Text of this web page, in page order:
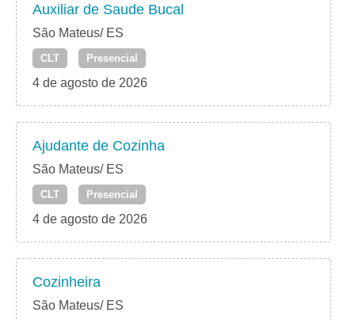
Auxiliar de Saude Bucal
São Mateus/ ES
CLT Presencial
4 de agosto de 2026
Ajudante de Cozinha
São Mateus/ ES
CLT Presencial
4 de agosto de 2026
Cozinheira
São Mateus/ ES